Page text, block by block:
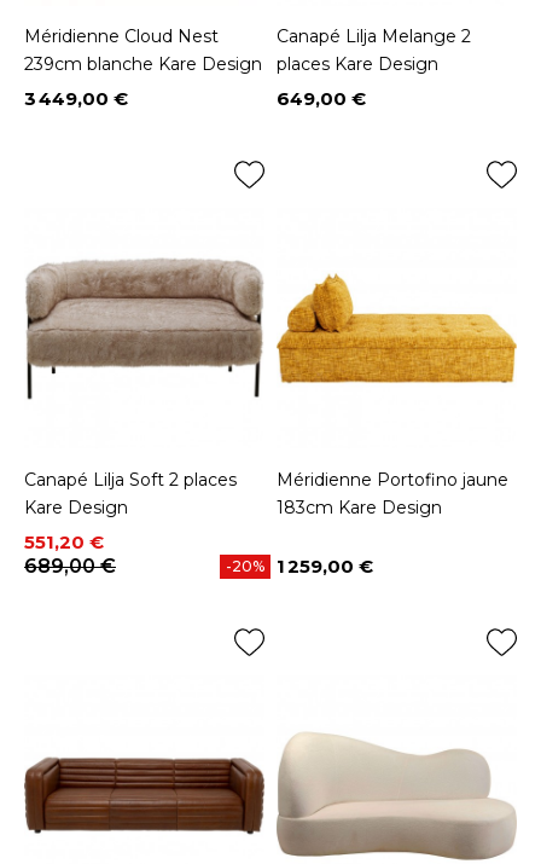
Méridienne Cloud Nest
239cm blanche Kare Design
Prix
3 449,00 €
Canapé Lilja Melange 2
places Kare Design
Prix
649,00 €
Canapé Lilja Soft 2 places
Kare Design
Prix
551,20 €
Prix de base
689,00 €
-20%
Méridienne Portofino jaune
183cm Kare Design
Prix
1 259,00 €